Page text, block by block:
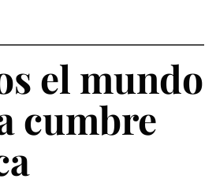
el mundo
cumbre